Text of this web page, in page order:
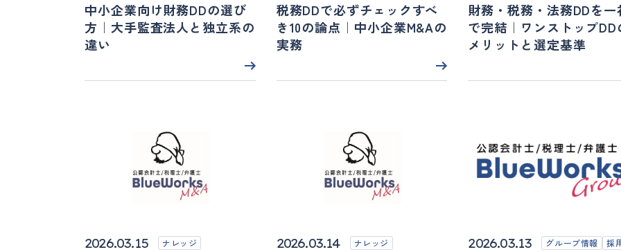
中小企業向け財務DDの選び
方｜大手監査法人と独立系の
違い
税務DDで必ずチェックすべ
き10の論点｜中小企業M&Aの
実務
財務・税務・法務DDを一
で完結｜ワンストップDD
メリットと選定基準
2026.03.15 ナレッジ 2026.03.14 ナレッジ 2026.03.13 グループ情報 採